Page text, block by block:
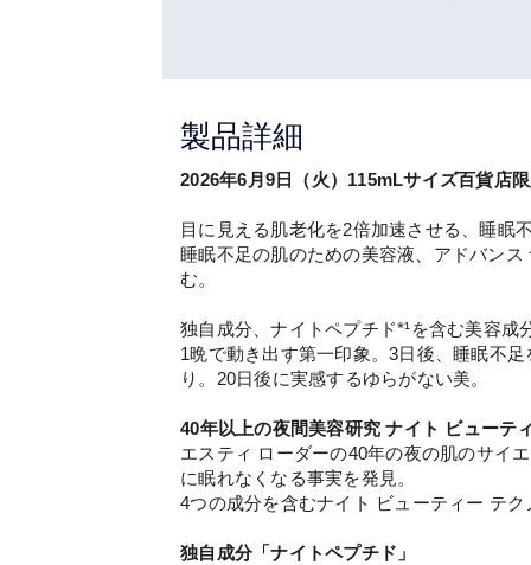
製品詳細
2026年6月9日（火）115mLサイズ百貨店
目に見える肌老化を2倍加速させる、睡眠
睡眠不足の肌のための美容液、アドバン
む。
独自成分、ナイトペプチド*¹を含む美容成
1晩で動き出す第一印象。3日後、睡眠不
り。20日後に実感するゆらがない美。
40年以上の夜間美容研究 ナイト ビューテ
エスティ ローダーの40年の夜の肌のサイ
に眠れなくなる事実を発見。
4つの成分を含むナイト ビューティー テ
独自成分「ナイトペプチド」